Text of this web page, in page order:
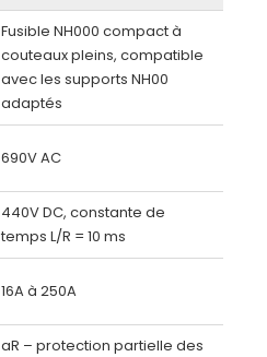
Fusible NH000 compact à
couteaux pleins, compatible
avec les supports NH00
adaptés
690V AC
440V DC, constante de
temps L/R = 10 ms
16A à 250A
aR – protection partielle des